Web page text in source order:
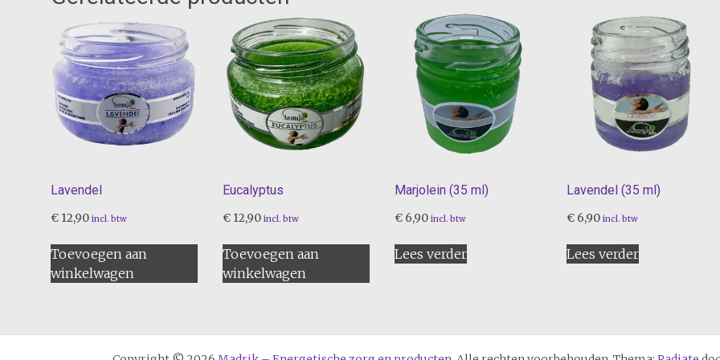
Lavendel
€ 12,90 incl. btw
Toevoegen aan
winkelwagen
Eucalyptus
€ 12,90 incl. btw
Toevoegen aan
winkelwagen
Marjolein (35 ml)
€ 6,90 incl. btw
Lees verder
Lavendel (35 ml)
€ 6,90 incl. btw
Lees verder